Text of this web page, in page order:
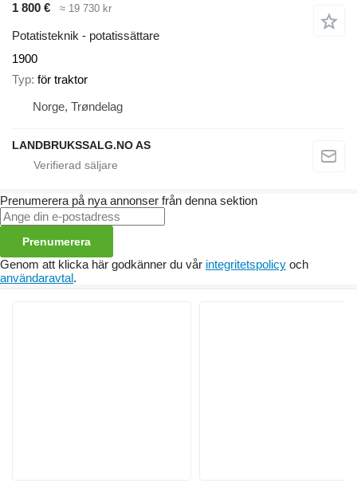
1 800 €
≈ 19 730 kr
Potatisteknik - potatissättare
1900
Typ för traktor
Norge, Trøndelag
LANDBRUKSSALG.NO AS
Prenumerera på nya annonser från denna sektion
Prenumerera
Genom att klicka här godkänner du vår integritetspolicy och
användaravtal.